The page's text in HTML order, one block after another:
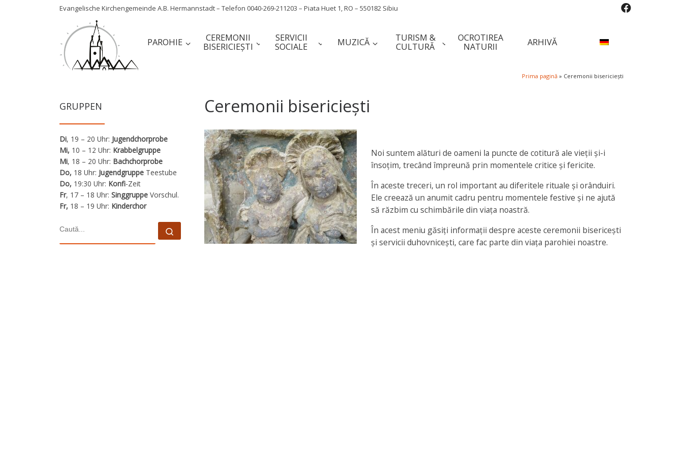
Evangelische Kirchengemeinde A.B. Hermannstadt – Telefon 0040-269-211203 – Piata Huet 1, RO – 550182 Sibiu
PAROHIE CEREMONII
BISERICIEȘTI
SERVICII
SOCIALE MUZICĂ TURISM &
CULTURĂ
OCROTIREA
NATURII ARHIVĂ
Prima pagină » Ceremonii bisericiești
Ceremonii bisericiești
Noi suntem alături de oameni la puncte de cotitură ale vieții și-i
însoțim, trecând împreună prin momentele critice și fericite.
În aceste treceri, un rol important au diferitele rituale și orânduiri.
Ele creează un anumit cadru pentru momentele festive și ne ajută
să răzbim cu schimbările din viața noastră.
În acest meniu găsiți informații despre aceste ceremonii bisericești
și servicii duhovnicești, care fac parte din viața parohiei noastre.
GRUPPEN
Di, 19 – 20 Uhr: Jugendchorprobe
Mi, 10 – 12 Uhr: Krabbelgruppe
Mi, 18 – 20 Uhr: Bachchorprobe
Do, 18 Uhr: Jugendgruppe Teestube
Do, 19:30 Uhr: Konfi-Zeit
Fr, 17 – 18 Uhr: Singgruppe Vorschul.
Fr, 18 – 19 Uhr: Kinderchor
CĂUTARE